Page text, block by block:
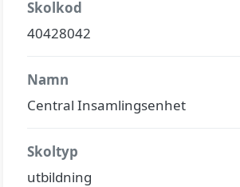
Skolkod
40428042
Namn
Central Insamlingsenhet
Skoltyp
utbildning